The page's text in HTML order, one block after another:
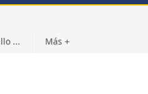
... +
Más